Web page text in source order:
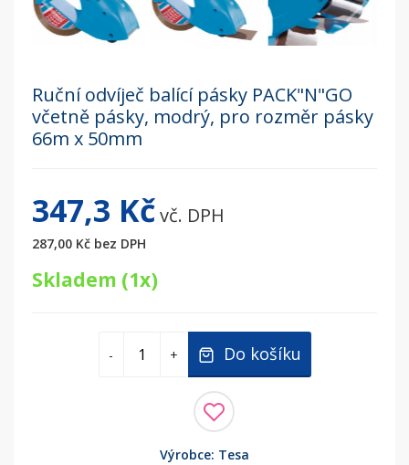
Ruční odvíječ balící pásky PACK"N"GO
včetně pásky, modrý, pro rozměr pásky
66m x 50mm
347,3 Kčvč. DPH
287,00 Kč bez DPH
Skladem (1x)
- + Do košíku
Výrobce: Tesa